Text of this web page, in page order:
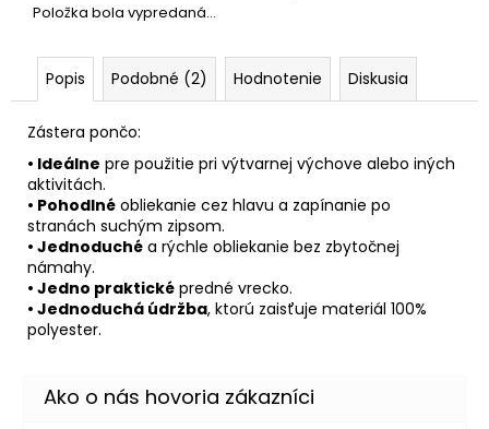
Položka bola vypredaná…
Popis Podobné (2) Hodnotenie Diskusia
Zástera pončo:
• Ideálne pre použitie pri výtvarnej výchove alebo iných
aktivitách.
• Pohodlné obliekanie cez hlavu a zapínanie po
stranách suchým zipsom.
• Jednoduché a rýchle obliekanie bez zbytočnej
námahy.
• Jedno praktické predné vrecko.
• Jednoduchá údržba, ktorú zaisťuje materiál 100%
polyester.
ZOŠITY
JUMBO
AUTO
SPEED
5,96
€